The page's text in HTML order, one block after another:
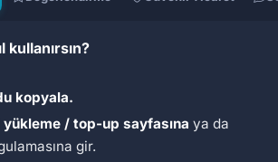
kullanırsın?
kopyala.
yükleme / top-up sayfasına ya da
gir.